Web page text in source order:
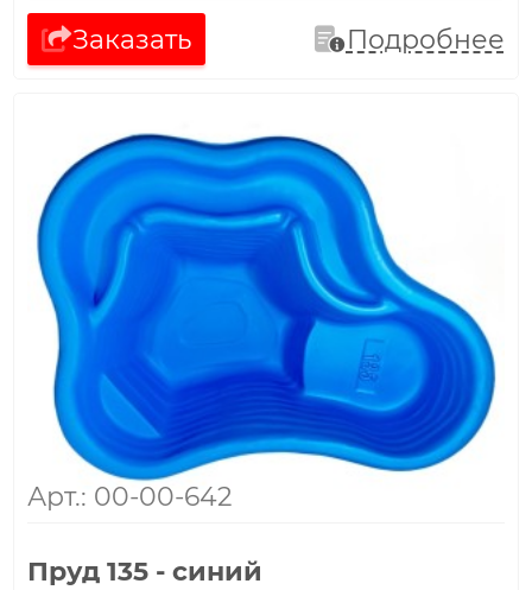
Заказать Подробнее
Арт.: 00-00-642
Пруд 135 - синий